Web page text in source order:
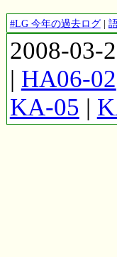
#LG 今年の過去ログ|
2008-
| HA06-02
KA-05 |